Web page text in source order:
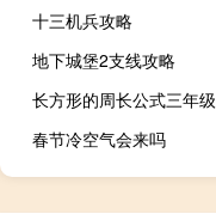
十三机兵攻略
地下城堡2支线攻略
长方形的周长公式三年级
春节冷空气会来吗